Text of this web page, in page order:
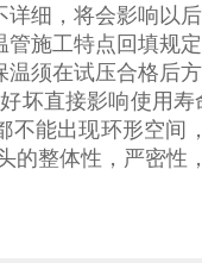
细，将会影响以
施工特点回填规
须在试压合格后
坏直接影响使用
不能出现环形空间
的整体性，严密性